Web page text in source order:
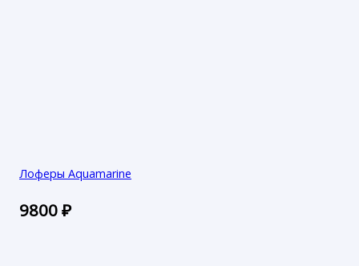
Лоферы Aquamarine
9800₽